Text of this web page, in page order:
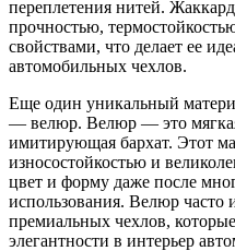
переплетения нитей.
прочностью,
свойствами, что делает ее
автомобильных чехлов.
Еще один уникальный
— велюр. Велюр — это
имитирующая бархат. Этот
износостойкостью и
цвет и форму даже после
использования. Велюр часто
премиальных чехлов,
элегантности в интерьер